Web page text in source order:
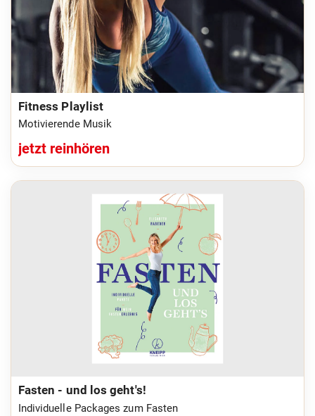
Fitness Playlist
Motivierende Musik
jetzt reinhören
Fasten - und los geht's!
Individuelle Packages zum Fasten